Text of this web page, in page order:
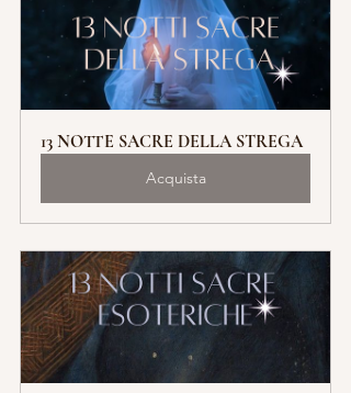
13 NOTTE SACRE DELLA STREGA
Acquista